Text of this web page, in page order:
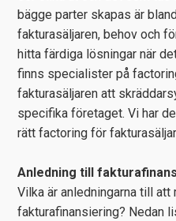
bägge parter skapas är
fakturasäljaren, behov och
hitta färdiga lösningar när
finns specialister på
fakturasäljaren att
specifika företaget. Vi har
rätt factoring för
Anledning till
Vilka är anledningarna till att
fakturafinansiering? Nedan